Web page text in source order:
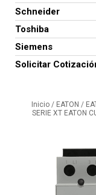
Schneider
Toshiba
Siemens
Solicitar
Inicio/ EATON /
SERIE XT EATON